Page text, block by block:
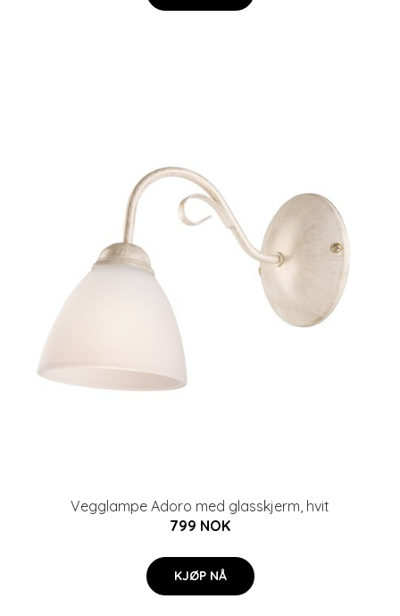
Vegglampe Adoro med glasskjerm, hvit
799 NOK
KJØP NÅ